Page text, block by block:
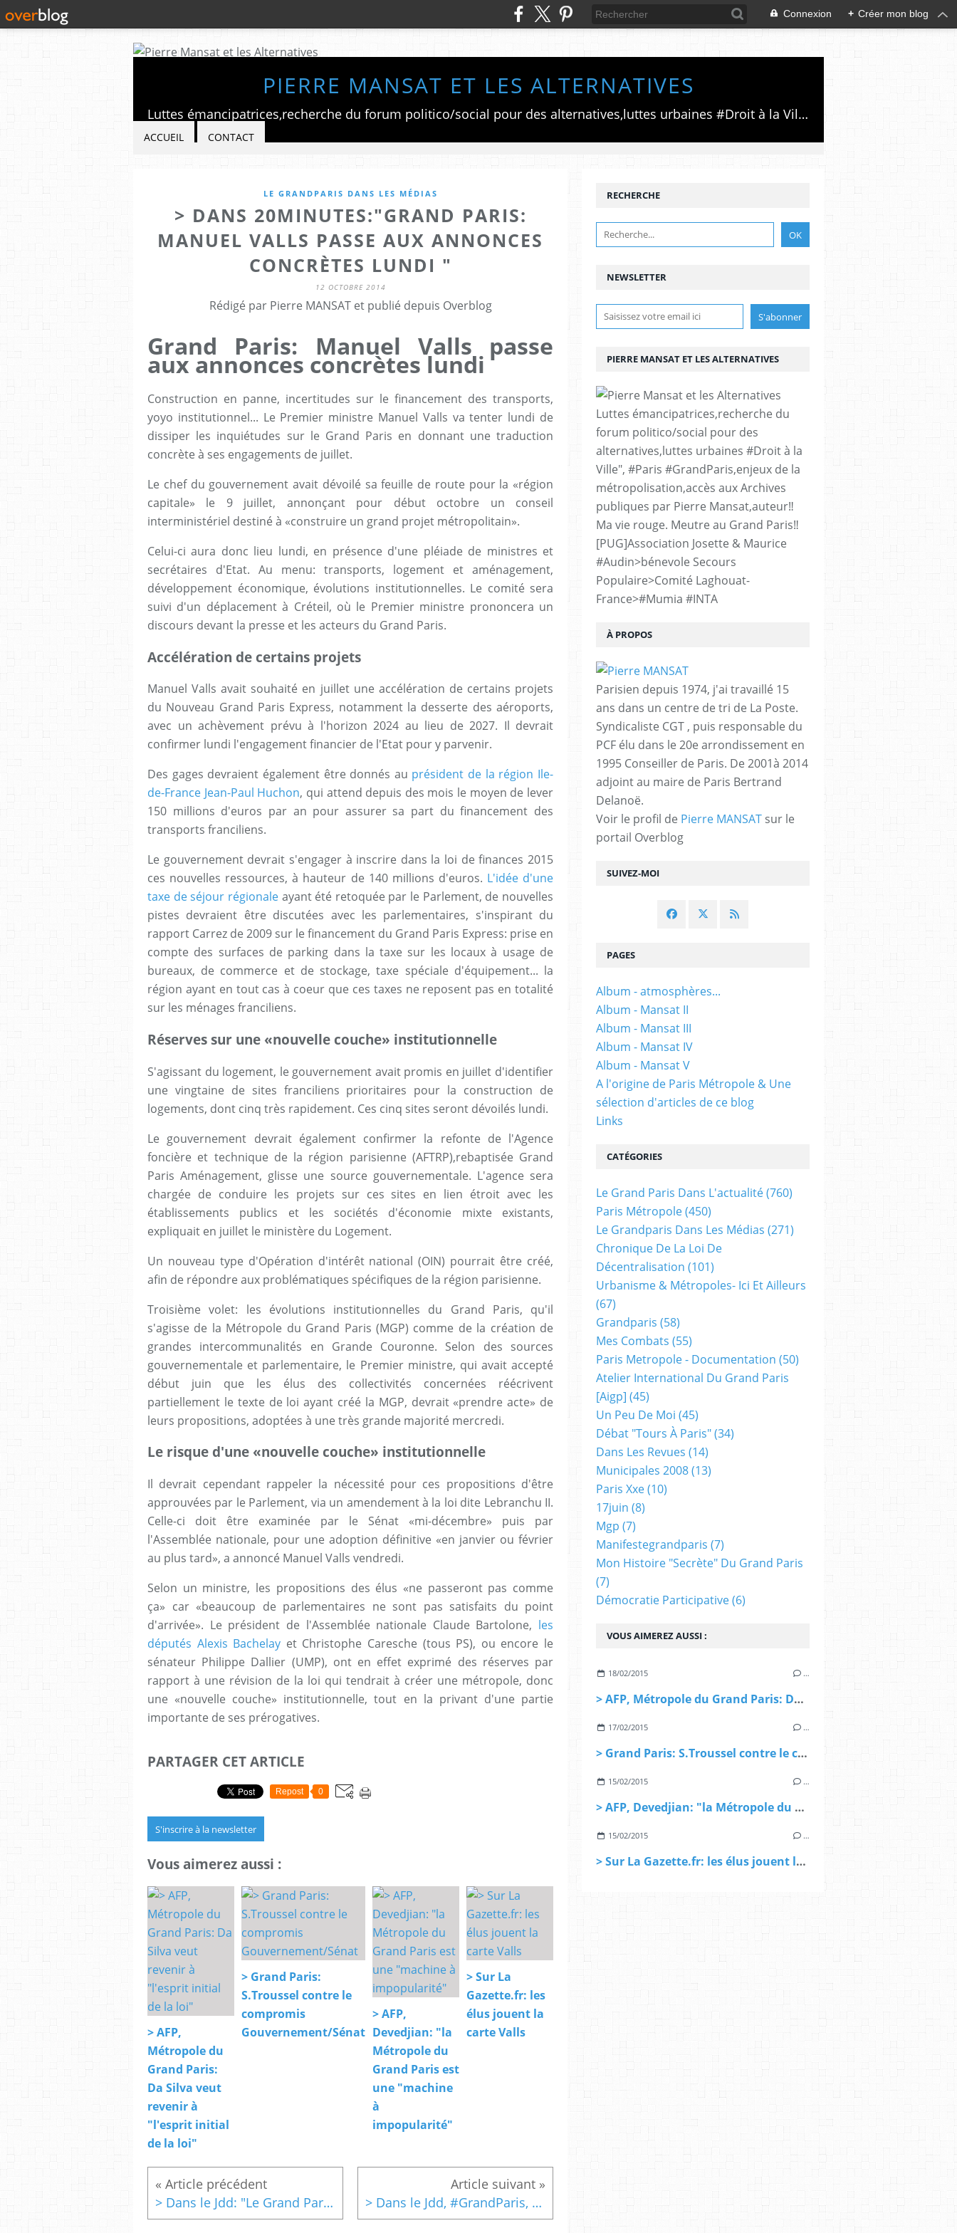
Connexion + Créer mon blog
PIERRE MANSAT ET LES ALTERNATIVES
Luttes émancipatrices,recherche du forum politico/social pour des alternatives,luttes urbaines #Droit à la Ville", #Paris #GrandParis,enjeux de la métropolisation,accès aux Archives publiques par Pierre Mansat,auteur‼️Ma vie rouge. Meutre au Grand Paris‼️[PUG]Association Josette & Maurice #Audin>bénevole Secours Populaire>Comité Laghouat-France>#Mumia #INTA
ACCUEIL CONTACT
LE GRANDPARIS DANS LES MÉDIAS
> DANS 20MINUTES:"GRAND PARIS:
MANUEL VALLS PASSE AUX ANNONCES
CONCRÈTES LUNDI "
12 OCTOBRE 2014
Rédigé par Pierre MANSAT et publié depuis Overblog
Grand Paris: Manuel Valls passe
aux annonces concrètes lundi
Construction en panne, incertitudes sur le financement des transports,
yoyo institutionnel... Le Premier ministre Manuel Valls va tenter lundi de
dissiper les inquiétudes sur le Grand Paris en donnant une traduction
concrète à ses engagements de juillet.
Le chef du gouvernement avait dévoilé sa feuille de route pour la «région
capitale» le 9 juillet, annonçant pour début octobre un conseil
interministériel destiné à «construire un grand projet métropolitain».
Celui-ci aura donc lieu lundi, en présence d'une pléiade de ministres et
secrétaires d'Etat. Au menu: transports, logement et aménagement,
développement économique, évolutions institutionnelles. Le comité sera
suivi d'un déplacement à Créteil, où le Premier ministre prononcera un
discours devant la presse et les acteurs du Grand Paris.
Accélération de certains projets
Manuel Valls avait souhaité en juillet une accélération de certains projets
du Nouveau Grand Paris Express, notamment la desserte des aéroports,
avec un achèvement prévu à l'horizon 2024 au lieu de 2027. Il devrait
confirmer lundi l'engagement financier de l'Etat pour y parvenir.
Des gages devraient également être donnés au président de la région Ile-
de-France Jean-Paul Huchon, qui attend depuis des mois le moyen de lever
150 millions d'euros par an pour assurer sa part du financement des
transports franciliens.
Le gouvernement devrait s'engager à inscrire dans la loi de finances 2015
ces nouvelles ressources, à hauteur de 140 millions d'euros. L'idée d'une
taxe de séjour régionaleayant été retoquée par le Parlement, de nouvelles
pistes devraient être discutées avec les parlementaires, s'inspirant du
rapport Carrez de 2009 sur le financement du Grand Paris Express: prise en
compte des surfaces de parking dans la taxe sur les locaux à usage de
bureaux, de commerce et de stockage, taxe spéciale d'équipement... la
région ayant en tout cas à coeur que ces taxes ne reposent pas en totalité
sur les ménages franciliens.
Réserves sur une «nouvelle couche» institutionnelle
S'agissant du logement, le gouvernement avait promis en juillet d'identifier
une vingtaine de sites franciliens prioritaires pour la construction de
logements, dont cinq très rapidement. Ces cinq sites seront dévoilés lundi.
Le gouvernement devrait également confirmer la refonte de l'Agence
foncière et technique de la région parisienne (AFTRP),rebaptisée Grand
Paris Aménagement, glisse une source gouvernementale. L'agence sera
chargée de conduire les projets sur ces sites en lien étroit avec les
établissements publics et les sociétés d'économie mixte existants,
expliquait en juillet le ministère du Logement.
Un nouveau type d'Opération d'intérêt national (OIN) pourrait être créé,
afin de répondre aux problématiques spécifiques de la région parisienne.
Troisième volet: les évolutions institutionnelles du Grand Paris, qu'il
s'agisse de la Métropole du Grand Paris (MGP) comme de la création de
grandes intercommunalités en Grande Couronne. Selon des sources
gouvernementale et parlementaire, le Premier ministre, qui avait accepté
début juin que les élus des collectivités concernées réécrivent
partiellement le texte de loi ayant créé la MGP, devrait «prendre acte» de
leurs propositions, adoptées à une très grande majorité mercredi.
Le risque d'une «nouvelle couche» institutionnelle
Il devrait cependant rappeler la nécessité pour ces propositions d'être
approuvées par le Parlement, via un amendement à la loi dite Lebranchu II.
Celle-ci doit être examinée par le Sénat «mi-décembre» puis par
l'Assemblée nationale, pour une adoption définitive «en janvier ou février
au plus tard», a annoncé Manuel Valls vendredi.
Selon un ministre, les propositions des élus «ne passeront pas comme
ça» car «beaucoup de parlementaires ne sont pas satisfaits du point
d'arrivée». Le président de l'Assemblée nationale Claude Bartolone, les
députés Alexis Bachelay et Christophe Caresche (tous PS), ou encore le
sénateur Philippe Dallier (UMP), ont en effet exprimé des réserves par
rapport à une révision de la loi qui tendrait à créer une métropole, donc
une «nouvelle couche» institutionnelle, tout en la privant d'une partie
importante de ses prérogatives.
PARTAGER CET ARTICLE
Repost 0
S'inscrire à la newsletter
Vous aimerez aussi :
> AFP,
Métropole du
Grand Paris:
Da Silva veut
revenir à
"l'esprit initial
de la loi"
> Grand Paris:
S.Troussel contre le
compromis
Gouvernement/Sénat
> AFP,
Devedjian: "la
Métropole du
Grand Paris est
une "machine
à
impopularité"
> Sur La
Gazette.fr: les
élus jouent la
carte Valls
> Dans le Jdd: "Le Grand Paris, une "chance" pour 70% des Franciliens" > Dans le Jdd, #GrandParis, Logement : 20 sites retenus pour construire en Ile-de-France
NEWSLETTER
SUIVEZ-MOI
RECHERCHE
PIERRE MANSAT ET LES ALTERNATIVES
Luttes émancipatrices,recherche du
forum politico/social pour des
alternatives,luttes urbaines #Droit à la
Ville", #Paris #GrandParis,enjeux de la
métropolisation,accès aux Archives
publiques par Pierre Mansat,auteur‼️
Ma vie rouge. Meutre au Grand Paris‼️
[PUG]Association Josette & Maurice
#Audin>bénevole Secours
Populaire>Comité Laghouat-
France>#Mumia #INTA
À PROPOS
Parisien depuis 1974, j'ai travaillé 15
ans dans un centre de tri de La Poste.
Syndicaliste CGT , puis responsable du
PCF élu dans le 20e arrondissement en
1995 Conseiller de Paris. De 2001à 2014
adjoint au maire de Paris Bertrand
Delanoë.
Voir le profil de Pierre MANSAT sur le
portail Overblog
VOUS AIMEREZ AUSSI :
18/02/2015 …
> AFP, Métropole du Grand Paris: Da Silva veut revenir à "l'esprit initial de la loi"
17/02/2015 …
> Grand Paris: S.Troussel contre le compromis Gouvernement/Sénat
15/02/2015 …
> AFP, Devedjian: "la Métropole du Grand Paris est une "machine à impopularité"
15/02/2015 …
> Sur La Gazette.fr: les élus jouent la carte Valls
PAGES
Album - atmosphères...
Album - Mansat II
Album - Mansat III
Album - Mansat IV
Album - Mansat V
A l'origine de Paris Métropole & Une
sélection d'articles de ce blog
Links
CATÉGORIES
Le Grand Paris Dans L'actualité(760)
Paris Métropole(450)
Le Grandparis Dans Les Médias (271)
Chronique De La Loi De
Décentralisation (101)
Urbanisme & Métropoles- Ici Et Ailleurs
(67)
Grandparis (58)
Mes Combats (55)
Paris Metropole - Documentation (50)
Atelier International Du Grand Paris
[aigp] (45)
Un Peu De Moi (45)
Débat "tours À Paris"(34)
Dans Les Revues (14)
Municipales 2008(13)
Paris Xxe(10)
17juin (8)
Mgp (7)
Manifestegrandparis (7)
Mon Histoire "secrète" Du Grand Paris
(7)
Démocratie Participative(6)